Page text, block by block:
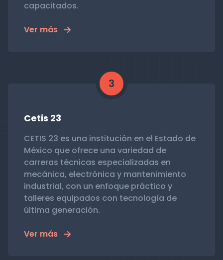
capacitados.
Ver más
3
Cetis 23
CETIS 23 es una institución en el Estado de
México que ofrece una variedad de
carreras técnicas especializadas en
mecánica, electrónica y mantenimiento
industrial, con un enfoque práctico y
talleres equipados con tecnología de
última generación.
Ver más